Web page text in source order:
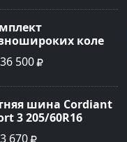
колес
18 хром Краснодар
36 500
шина Cordiant
3 205/60R16
3 670